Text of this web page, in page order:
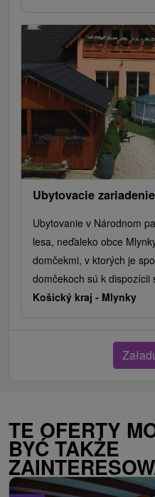
Ubytovacie
Ubytovanie v Národnom
lesa, neďaleko obce
domčekmi, v ktorých je
domčekoch sú k dispozícii
Košický kraj - Mlynky
TE OFERTY
BYĆ TAKŻE